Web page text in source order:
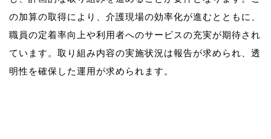
の加算の取得により、介護現場の効率化が進むとともに、
職員の定着率向上や利用者へのサービスの充実が期待され
ています。取り組み内容の実施状況は報告が求められ、透